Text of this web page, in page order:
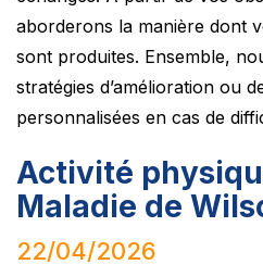
aborderons la manière dont
sont produites. Ensemble,
stratégies d’amélioration ou
personnalisées en cas de
Activité
Maladie de
22/04/2026